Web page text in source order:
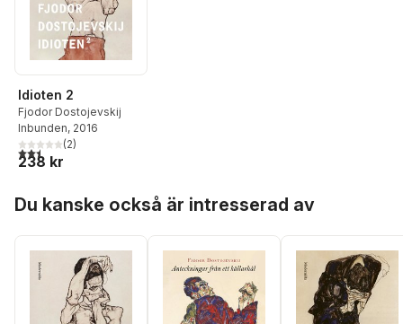
Idioten 2
Fjodor Dostojevskij
Inbunden, 2016
2,5utav 5 stjärnor. Totalt antal röster:
(2)
238 kr
Du kanske också är intresserad av